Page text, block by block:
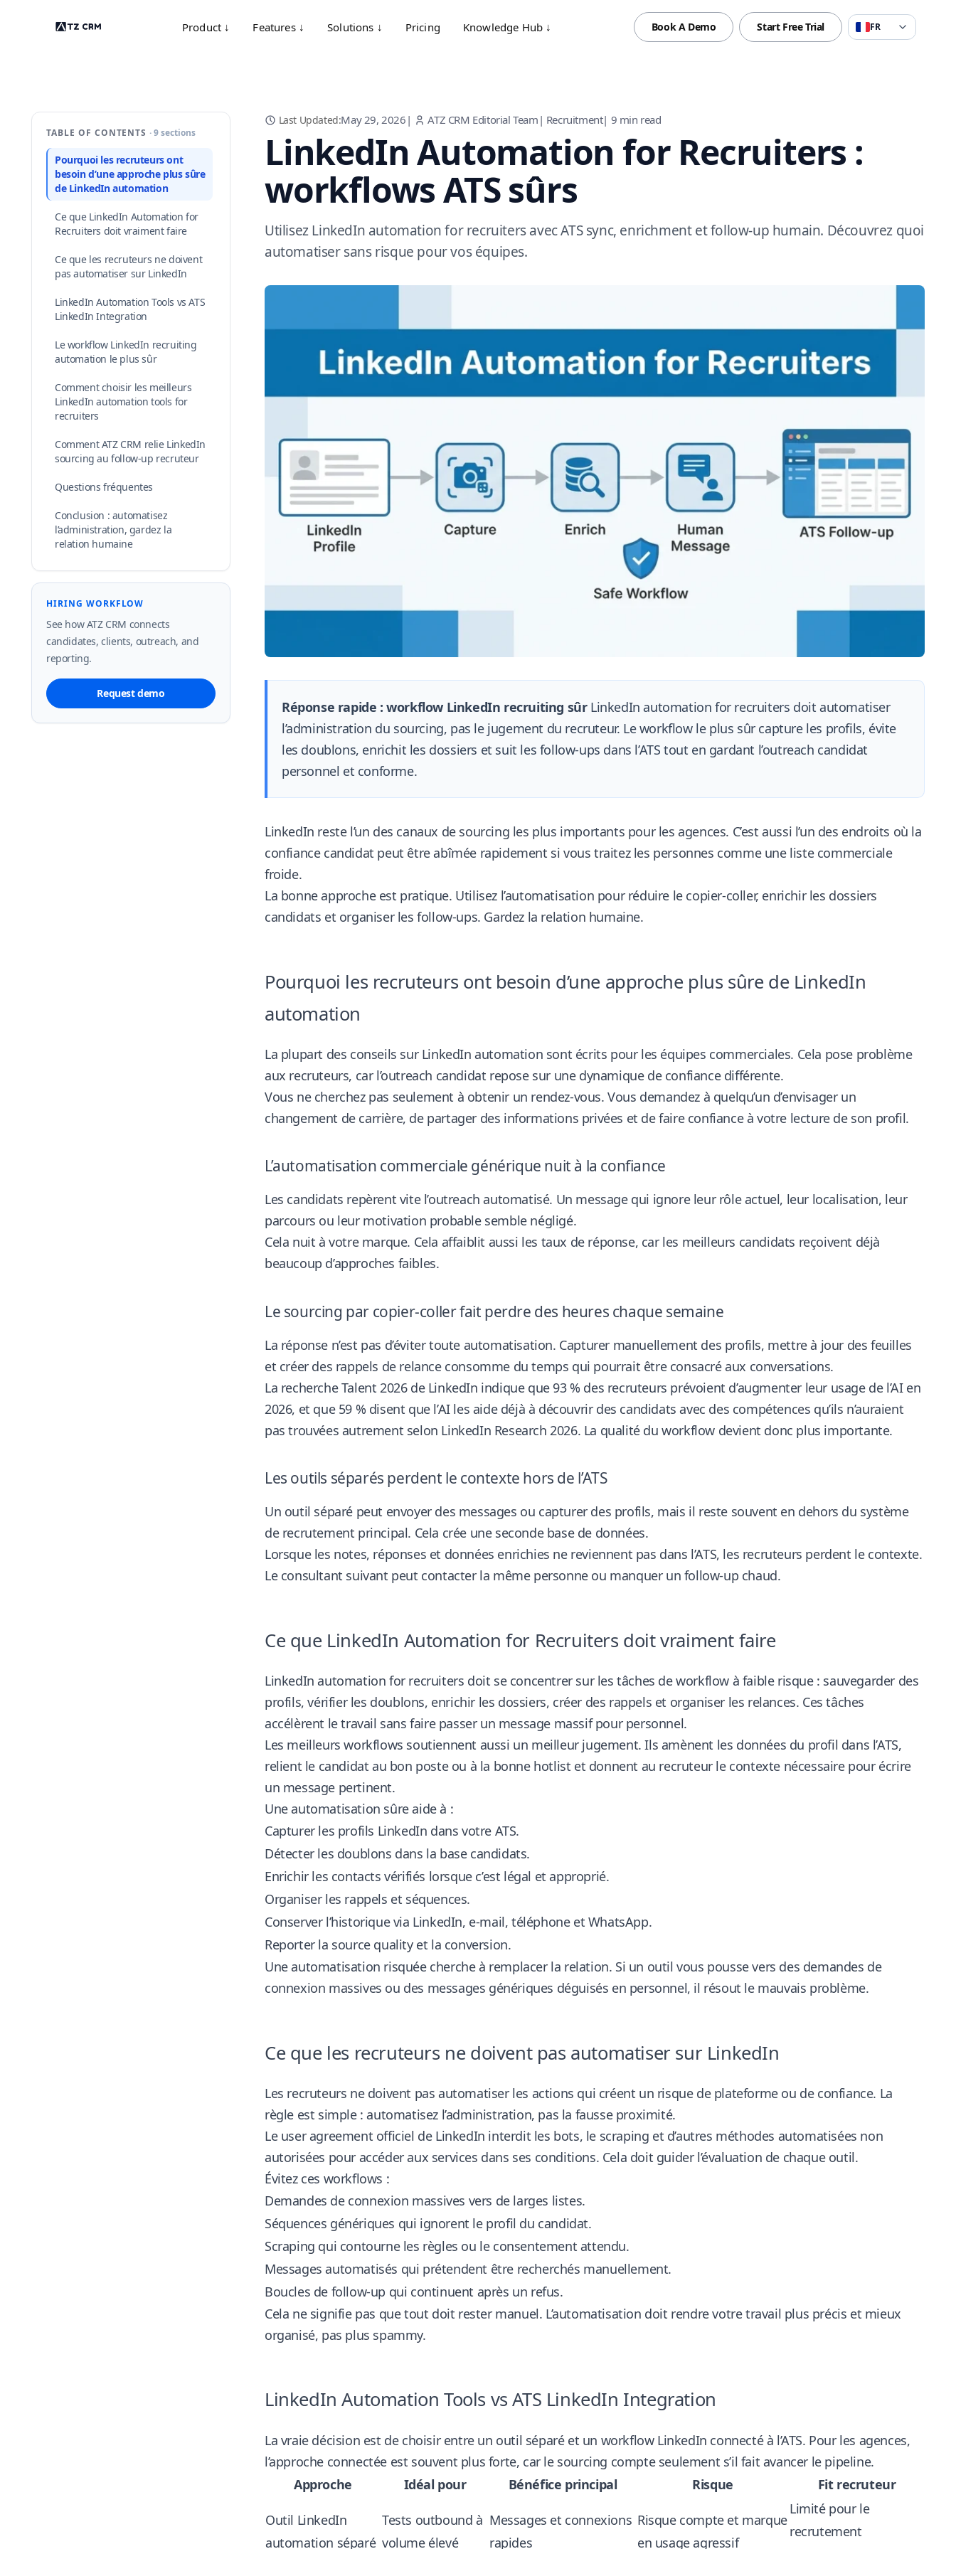
Product ↓ Features ↓ Solutions ↓ Pricing Knowledge Hub ↓ Book A Demo Start Free Trial FR
TABLE OF CONTENTS · 9 sections
Pourquoi les recruteurs ont
besoin d’une approche plus sûre
de LinkedIn automation
Ce que LinkedIn Automation for
Recruiters doit vraiment faire
Ce que les recruteurs ne doivent
pas automatiser sur LinkedIn
LinkedIn Automation Tools vs ATS
LinkedIn Integration
Le workflow LinkedIn recruiting
automation le plus sûr
Comment choisir les meilleurs
LinkedIn automation tools for
recruiters
Comment ATZ CRM relie LinkedIn
sourcing au follow-up recruteur
Questions fréquentes
Conclusion : automatisez
l’administration, gardez la
relation humaine
HIRING WORKFLOW
See how ATZ CRM connects
candidates, clients, outreach, and
reporting.
Request demo
Last Updated:May 29, 2026 | ATZ CRM Editorial Team | Recruitment| 9 min read
LinkedIn Automation for Recruiters :
workflows ATS sûrs
Utilisez LinkedIn automation for recruiters avec ATS sync, enrichment et follow-up humain. Découvrez quoi
automatiser sans risque pour vos équipes.
Réponse rapide : workflow LinkedIn recruiting sûrLinkedIn automation for recruiters doit automatiser
l’administration du sourcing, pas le jugement du recruteur. Le workflow le plus sûr capture les profils, évite
les doublons, enrichit les dossiers et suit les follow-ups dans l’ATS tout en gardant l’outreach candidat
personnel et conforme.
LinkedIn reste l’un des canaux de sourcing les plus importants pour les agences. C’est aussi l’un des endroits où la
confiance candidat peut être abîmée rapidement si vous traitez les personnes comme une liste commerciale
froide.
La bonne approche est pratique. Utilisez l’automatisation pour réduire le copier-coller, enrichir les dossiers
candidats et organiser les follow-ups. Gardez la relation humaine.
Pourquoi les recruteurs ont besoin d’une approche plus sûre de LinkedIn
automation
La plupart des conseils sur LinkedIn automation sont écrits pour les équipes commerciales. Cela pose problème
aux recruteurs, car l’outreach candidat repose sur une dynamique de confiance différente.
Vous ne cherchez pas seulement à obtenir un rendez-vous. Vous demandez à quelqu’un d’envisager un
changement de carrière, de partager des informations privées et de faire confiance à votre lecture de son profil.
L’automatisation commerciale générique nuit à la confiance
Les candidats repèrent vite l’outreach automatisé. Un message qui ignore leur rôle actuel, leur localisation, leur
parcours ou leur motivation probable semble négligé.
Cela nuit à votre marque. Cela affaiblit aussi les taux de réponse, car les meilleurs candidats reçoivent déjà
beaucoup d’approches faibles.
Le sourcing par copier-coller fait perdre des heures chaque semaine
La réponse n’est pas d’éviter toute automatisation. Capturer manuellement des profils, mettre à jour des feuilles
et créer des rappels de relance consomme du temps qui pourrait être consacré aux conversations.
La recherche Talent 2026 de LinkedIn indique que 93 % des recruteurs prévoient d’augmenter leur usage de l’AI en
2026, et que 59 % disent que l’AI les aide déjà à découvrir des candidats avec des compétences qu’ils n’auraient
pas trouvées autrement selon LinkedIn Research 2026. La qualité du workflow devient donc plus importante.
Les outils séparés perdent le contexte hors de l’ATS
Un outil séparé peut envoyer des messages ou capturer des profils, mais il reste souvent en dehors du système
de recrutement principal. Cela crée une seconde base de données.
Lorsque les notes, réponses et données enrichies ne reviennent pas dans l’ATS, les recruteurs perdent le contexte.
Le consultant suivant peut contacter la même personne ou manquer un follow-up chaud.
Ce que LinkedIn Automation for Recruiters doit vraiment faire
LinkedIn automation for recruiters doit se concentrer sur les tâches de workflow à faible risque : sauvegarder des
profils, vérifier les doublons, enrichir les dossiers, créer des rappels et organiser les relances. Ces tâches
accélèrent le travail sans faire passer un message massif pour personnel.
Les meilleurs workflows soutiennent aussi un meilleur jugement. Ils amènent les données du profil dans l’ATS,
relient le candidat au bon poste ou à la bonne hotlist et donnent au recruteur le contexte nécessaire pour écrire
un message pertinent.
Une automatisation sûre aide à :
Capturer les profils LinkedIn dans votre ATS.
Détecter les doublons dans la base candidats.
Enrichir les contacts vérifiés lorsque c’est légal et approprié.
Organiser les rappels et séquences.
Conserver l’historique via LinkedIn, e-mail, téléphone et WhatsApp.
Reporter la source quality et la conversion.
Une automatisation risquée cherche à remplacer la relation. Si un outil vous pousse vers des demandes de
connexion massives ou des messages génériques déguisés en personnel, il résout le mauvais problème.
Ce que les recruteurs ne doivent pas automatiser sur LinkedIn
Les recruteurs ne doivent pas automatiser les actions qui créent un risque de plateforme ou de confiance. La
règle est simple : automatisez l’administration, pas la fausse proximité.
Le user agreement officiel de LinkedIn interdit les bots, le scraping et d’autres méthodes automatisées non
autorisées pour accéder aux services dans ses conditions. Cela doit guider l’évaluation de chaque outil.
Évitez ces workflows :
Demandes de connexion massives vers de larges listes.
Séquences génériques qui ignorent le profil du candidat.
Scraping qui contourne les règles ou le consentement attendu.
Messages automatisés qui prétendent être recherchés manuellement.
Boucles de follow-up qui continuent après un refus.
Cela ne signifie pas que tout doit rester manuel. L’automatisation doit rendre votre travail plus précis et mieux
organisé, pas plus spammy.
LinkedIn Automation Tools vs ATS LinkedIn Integration
La vraie décision est de choisir entre un outil séparé et un workflow LinkedIn connecté à l’ATS. Pour les agences,
l’approche connectée est souvent plus forte, car le sourcing compte seulement s’il fait avancer le pipeline.
Approche
Idéal pour Bénéfice principal Risque Fit recruteur
Outil LinkedIn
automation séparé
Tests outbound à
volume élevé
Messages et connexions
rapides
Risque compte et marque
en usage agressif
Limité pour le
recrutement